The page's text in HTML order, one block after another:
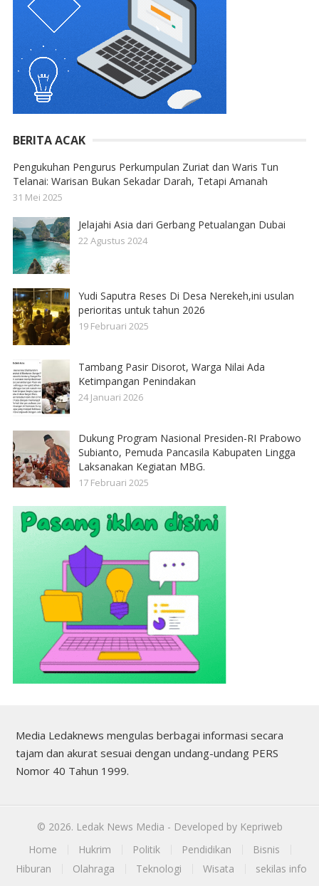
BERITA ACAK
Pengukuhan Pengurus Perkumpulan Zuriat dan Waris Tun
Telanai: Warisan Bukan Sekadar Darah, Tetapi Amanah
31 Mei 2025
Jelajahi Asia dari Gerbang Petualangan Dubai
22 Agustus 2024
Yudi Saputra Reses Di Desa Nerekeh,ini usulan
perioritas untuk tahun 2026
19 Februari 2025
Tambang Pasir Disorot, Warga Nilai Ada
Ketimpangan Penindakan
24 Januari 2026
Dukung Program Nasional Presiden-RI Prabowo
Subianto, Pemuda Pancasila Kabupaten Lingga
Laksanakan Kegiatan MBG.
17 Februari 2025
Media Ledaknews mengulas berbagai informasi secara
tajam dan akurat sesuai dengan undang-undang PERS
Nomor 40 Tahun 1999.
© 2026. Ledak News Media - Developed by Kepriweb
Home
Hukrim Politik Pendidikan
Bisnis
Hiburan
Olahraga Teknologi Wisata sekilas info